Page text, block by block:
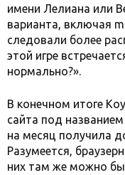
имени Лелиана или
варианта, включая
следовали более
этой игре
нормально?».
В конечном итоге
сайта под
на месяц получила
Разумеется,
них там же можно